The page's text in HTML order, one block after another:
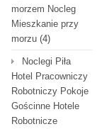
morzem Nocleg
Mieszkanie przy
morzu (4)
Noclegi Piła
Hotel Pracowniczy
Robotniczy Pokoje
Gościnne Hotele
Robotnicze